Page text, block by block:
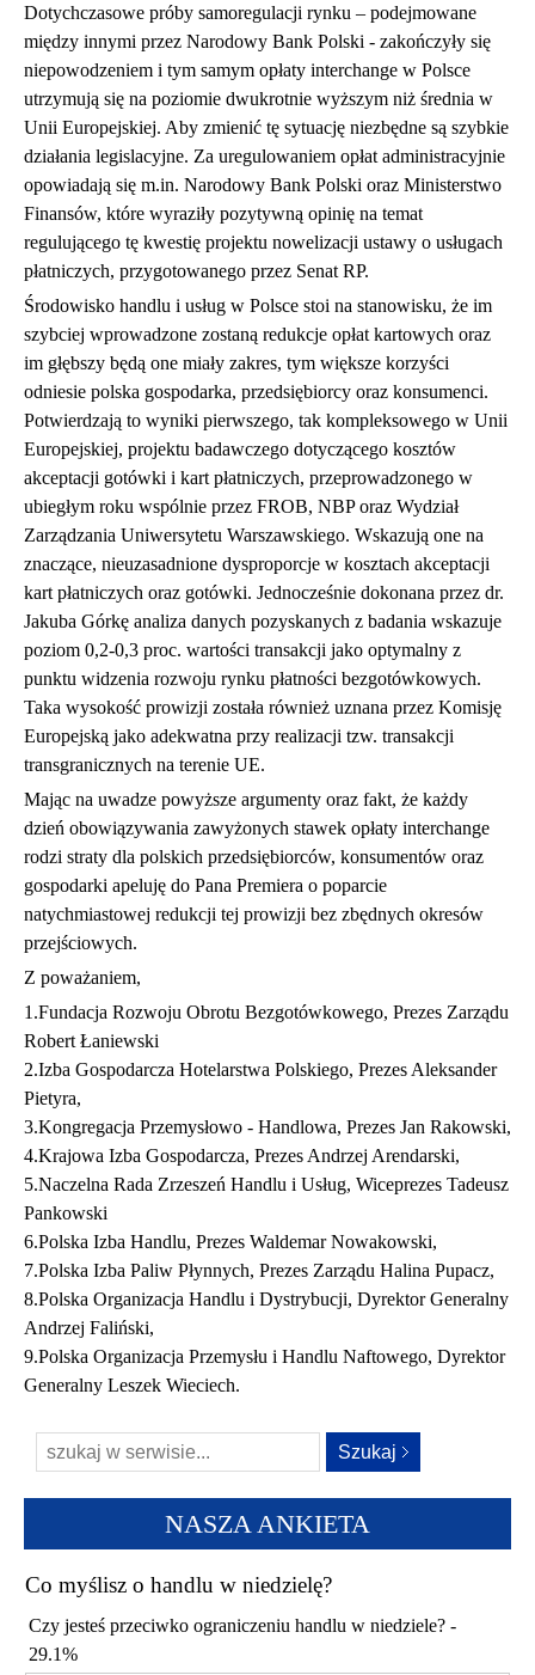
Dotychczasowe próby samoregulacji rynku – podejmowane
między innymi przez Narodowy Bank Polski - zakończyły się
niepowodzeniem i tym samym opłaty interchange w Polsce
utrzymują się na poziomie dwukrotnie wyższym niż średnia w
Unii Europejskiej. Aby zmienić tę sytuację niezbędne są szybkie
działania legislacyjne. Za uregulowaniem opłat administracyjnie
opowiadają się m.in. Narodowy Bank Polski oraz Ministerstwo
Finansów, które wyraziły pozytywną opinię na temat
regulującego tę kwestię projektu nowelizacji ustawy o usługach
płatniczych, przygotowanego przez Senat RP.
Środowisko handlu i usług w Polsce stoi na stanowisku, że im
szybciej wprowadzone zostaną redukcje opłat kartowych oraz
im głębszy będą one miały zakres, tym większe korzyści
odniesie polska gospodarka, przedsiębiorcy oraz konsumenci.
Potwierdzają to wyniki pierwszego, tak kompleksowego w Unii
Europejskiej, projektu badawczego dotyczącego kosztów
akceptacji gotówki i kart płatniczych, przeprowadzonego w
ubiegłym roku wspólnie przez FROB, NBP oraz Wydział
Zarządzania Uniwersytetu Warszawskiego. Wskazują one na
znaczące, nieuzasadnione dysproporcje w kosztach akceptacji
kart płatniczych oraz gotówki. Jednocześnie dokonana przez dr.
Jakuba Górkę analiza danych pozyskanych z badania wskazuje
poziom 0,2-0,3 proc. wartości transakcji jako optymalny z
punktu widzenia rozwoju rynku płatności bezgotówkowych.
Taka wysokość prowizji została również uznana przez Komisję
Europejską jako adekwatna przy realizacji tzw. transakcji
transgranicznych na terenie UE.
Mając na uwadze powyższe argumenty oraz fakt, że każdy
dzień obowiązywania zawyżonych stawek opłaty interchange
rodzi straty dla polskich przedsiębiorców, konsumentów oraz
gospodarki apeluję do Pana Premiera o poparcie
natychmiastowej redukcji tej prowizji bez zbędnych okresów
przejściowych.
Z poważaniem,
1.Fundacja Rozwoju Obrotu Bezgotówkowego, Prezes Zarządu
Robert Łaniewski
2.Izba Gospodarcza Hotelarstwa Polskiego, Prezes Aleksander
Pietyra,
3.Kongregacja Przemysłowo - Handlowa, Prezes Jan Rakowski,
4.Krajowa Izba Gospodarcza, Prezes Andrzej Arendarski,
5.Naczelna Rada Zrzeszeń Handlu i Usług, Wiceprezes Tadeusz
Pankowski
6.Polska Izba Handlu, Prezes Waldemar Nowakowski,
7.Polska Izba Paliw Płynnych, Prezes Zarządu Halina Pupacz,
8.Polska Organizacja Handlu i Dystrybucji, Dyrektor Generalny
Andrzej Faliński,
9.Polska Organizacja Przemysłu i Handlu Naftowego, Dyrektor
Generalny Leszek Wieciech.
NASZA ANKIETA
Co myślisz o handlu w niedzielę?
Czy jesteś przeciwko ograniczeniu handlu w niedziele? -
29.1%